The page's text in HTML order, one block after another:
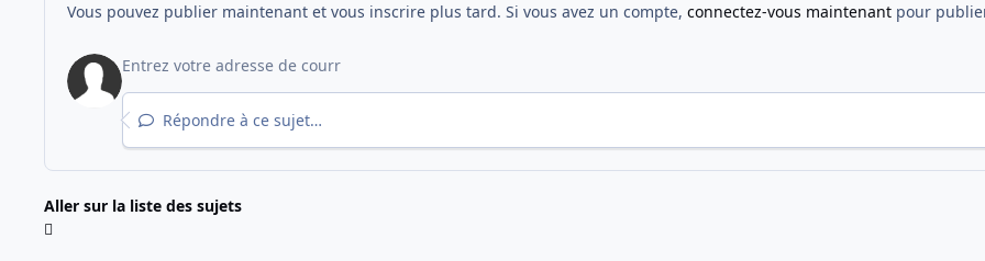
Vous pouvez publier maintenant et vous inscrire plus tard. Si vous avez un compte, connectez-vous maintenantpour
Répondre à ce sujet…
Aller sur la liste des sujets